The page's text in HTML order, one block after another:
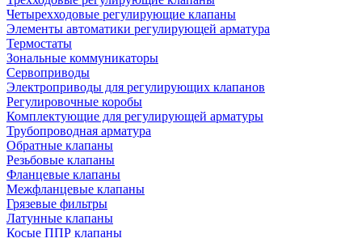
Четырехходовые регулирующие клапаны
Элементы автоматики регулирующей арматура
Термостаты
Зональные коммуникаторы
Сервоприводы
Электроприводы для регулирующих клапанов
Регулировочные коробы
Комплектующие для регулирующей арматуры
Трубопроводная арматура
Обратные клапаны
Резьбовые клапаны
Фланцевые клапаны
Межфланцевые клапаны
Грязевые фильтры
Латунные клапаны
Косые ППР клапаны